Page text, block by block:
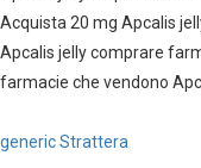
Acquista 20 mg Apcalis
Apcalis jelly comprare
farmacie che vendono
generic Strattera